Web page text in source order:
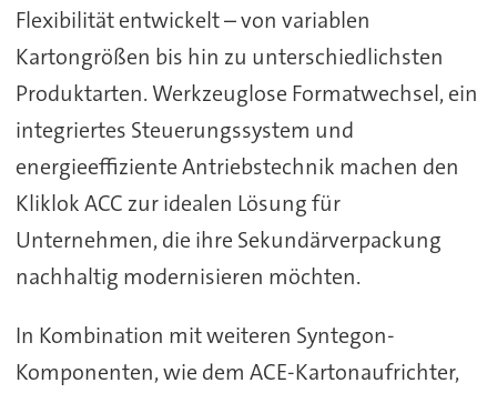
Flexibilität entwickelt – von variablen
Kartongrößen bis hin zu unterschiedlichsten
Produktarten. Werkzeuglose Formatwechsel, ein
integriertes Steuerungssystem und
energieeffiziente Antriebstechnik machen den
Kliklok ACC zur idealen Lösung für
Unternehmen, die ihre Sekundärverpackung
nachhaltig modernisieren möchten.
In Kombination mit weiteren Syntegon-
Komponenten, wie dem ACE-Kartonaufrichter,